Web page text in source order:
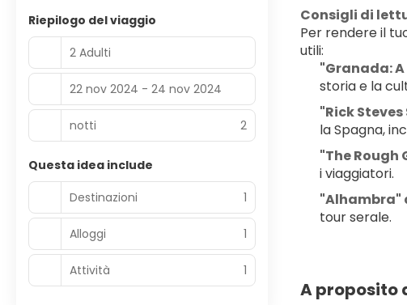
Consigli di
Per rendere il
utili:
"Granada:
storia e la
"Rick
la Spagna,
"The Rough
i viaggiatori.
"Alhambra"
tour serale.
A proposito
Riepilogo del viaggio
2 Adulti
22 nov 2024 - 24 nov 2024
notti 2
Questa idea include
Destinazioni
1
Alloggi 1
Attività 1